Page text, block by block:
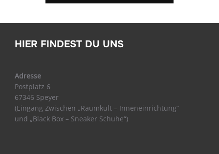
HIER FINDEST DU UNS
Adresse
Postplatz 6
67346 Speyer
(Eingang Zwischen „Raumkult – Inneneinrichtung“
und „Black Box – Sneaker Schuhe“)